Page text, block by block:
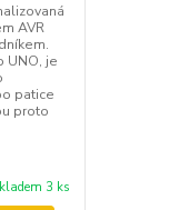
AVR
UNO, je
patice
proto
3 ks